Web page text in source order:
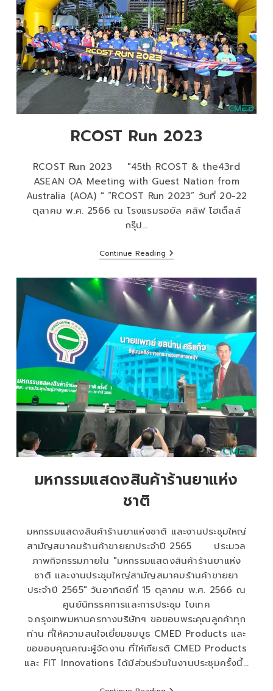
RCOST Run 2023
RCOST Run 2023 "45th RCOST & the43rd
ASEAN OA Meeting with Guest Nation from
Australia (AOA) " “RCOST Run 2023” วันที่ 20-22
ตุลาคม พ.ศ. 2566 ณ โรงแรมรอยัล คลิฟ โฮเต็ลส์
กรุ๊ป…
Continue Reading
มหกรรมแสดงสินค้าร้านยาแห่ง
ชาติ
มหกรรมแสดงสินค้าร้านยาแห่งชาติ และงานประชุมใหญ่
สามัญสมาคมร้านค้าขายยาประจำปี 2565 ประมวล
ภาพกิจกรรมภายใน "มหกรรมแสดงสินค้าร้านยาแห่ง
ชาติ และงานประชุมใหญ่สามัญสมาคมร้านค้าขายยา
ประจำปี 2565" วันอาทิตย์ที่ 15 ตุลาคม พ.ศ. 2566 ณ
ศูนย์นิทรรศการและการประชุม ไบเทค
จ.กรุงเทพมหานครทางบริษัทฯ ขอขอบพระคุณลูกค้าทุก
ท่าน ที่ให้ความสนใจเยี่ยมชมบูธ CMED Products และ
ขอขอบคุณคณะผู้จัดงาน ที่ให้เกียรติ CMED Products
และ FIT Innovations ได้มีส่วนร่วมในงานประชุมครั้งนี้…